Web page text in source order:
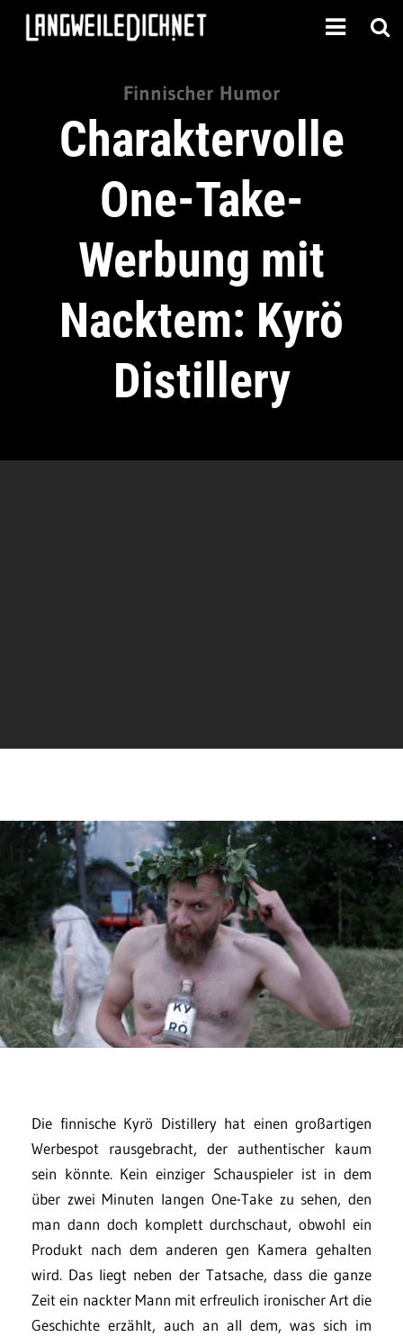
Finnischer Humor
Charaktervolle
One-Take-
Werbung mit
Nacktem: Kyrö
Distillery
Die finnische Kyrö Distillery hat einen großartigen
Werbespot rausgebracht, der authentischer kaum
sein könnte. Kein einziger Schauspieler ist in dem
über zwei Minuten langen One-Take zu sehen, den
man dann doch komplett durchschaut, obwohl ein
Produkt nach dem anderen gen Kamera gehalten
wird. Das liegt neben der Tatsache, dass die ganze
Zeit ein nackter Mann mit erfreulich ironischer Art die
Geschichte erzählt, auch an all dem, was sich im